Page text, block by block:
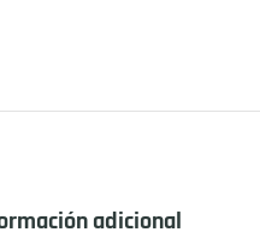
adicional